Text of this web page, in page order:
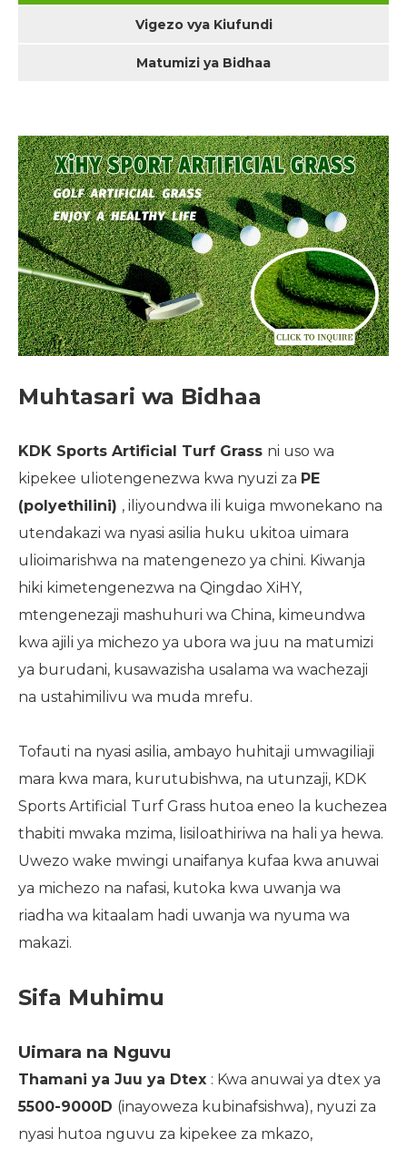
Vigezo vya Kiufundi
Matumizi ya Bidhaa
Muhtasari wa Bidhaa
KDK Sports Artificial Turf Grass ni uso wa
kipekee uliotengenezwa kwa nyuzi za PE
(polyethilini) , iliyoundwa ili kuiga mwonekano na
utendakazi wa nyasi asilia huku ukitoa uimara
ulioimarishwa na matengenezo ya chini. Kiwanja
hiki kimetengenezwa na Qingdao XiHY,
mtengenezaji mashuhuri wa China, kimeundwa
kwa ajili ya michezo ya ubora wa juu na matumizi
ya burudani, kusawazisha usalama wa wachezaji
na ustahimilivu wa muda mrefu.
Tofauti na nyasi asilia, ambayo huhitaji umwagiliaji
mara kwa mara, kurutubishwa, na utunzaji, KDK
Sports Artificial Turf Grass hutoa eneo la kuchezea
thabiti mwaka mzima, lisiloathiriwa na hali ya hewa.
Uwezo wake mwingi unaifanya kufaa kwa anuwai
ya michezo na nafasi, kutoka kwa uwanja wa
riadha wa kitaalam hadi uwanja wa nyuma wa
makazi.
Sifa Muhimu
Uimara na Nguvu
Thamani ya Juu ya Dtex : Kwa anuwai ya dtex ya
5500-9000D (inayoweza kubinafsishwa), nyuzi za
nyasi hutoa nguvu za kipekee za mkazo,